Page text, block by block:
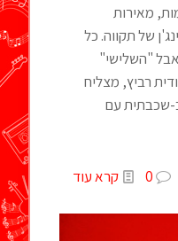
מאירות
של תקווה. כל
"השלישי"
יהודית רביץ, מצליח
שכבתית עם
0 קרא עוד